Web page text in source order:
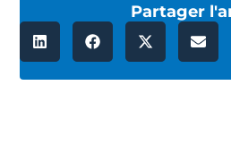
Partager